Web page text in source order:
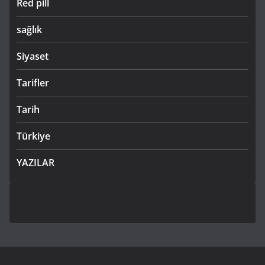
Red pill
sağlık
Siyaset
Tarifler
Tarih
Türkiye
YAZILAR